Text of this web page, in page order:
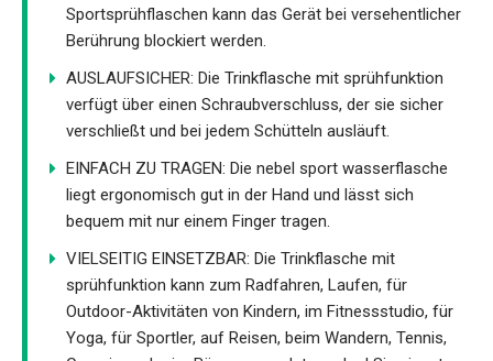
Sportsprühflaschen kann das Gerät bei versehentlicher
Berührung blockiert werden.
AUSLAUFSICHER: Die Trinkflasche mit sprühfunktion
verfügt über einen Schraubverschluss, der sie sicher
verschließt und bei jedem Schütteln ausläuft.
EINFACH ZU TRAGEN: Die nebel sport wasserflasche
liegt ergonomisch gut in der Hand und lässt sich
bequem mit nur einem Finger tragen.
VIELSEITIG EINSETZBAR: Die Trinkflasche mit
sprühfunktion kann zum Radfahren, Laufen, für
Outdoor-Aktivitäten von Kindern, im Fitnessstudio, für
Yoga, für Sportler, auf Reisen, beim Wandern, Tennis,